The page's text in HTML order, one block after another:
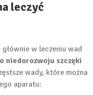
leczyć
w leczeniu wad
niedorozwoju szczęki
wady, które można
aparatu: